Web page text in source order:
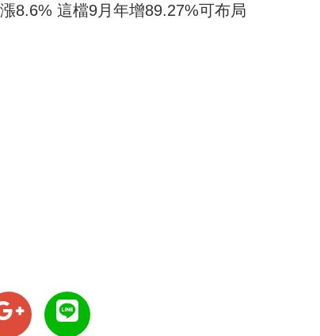
8.6% 這檔9月年增89.27%可布局